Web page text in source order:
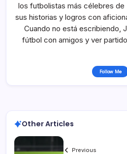
los futbolistas más célebres de
sus historias y logros con
Cuando no está escribiendo,
fútbol con amigos y ver
Follow Me
Other Articles
Previous